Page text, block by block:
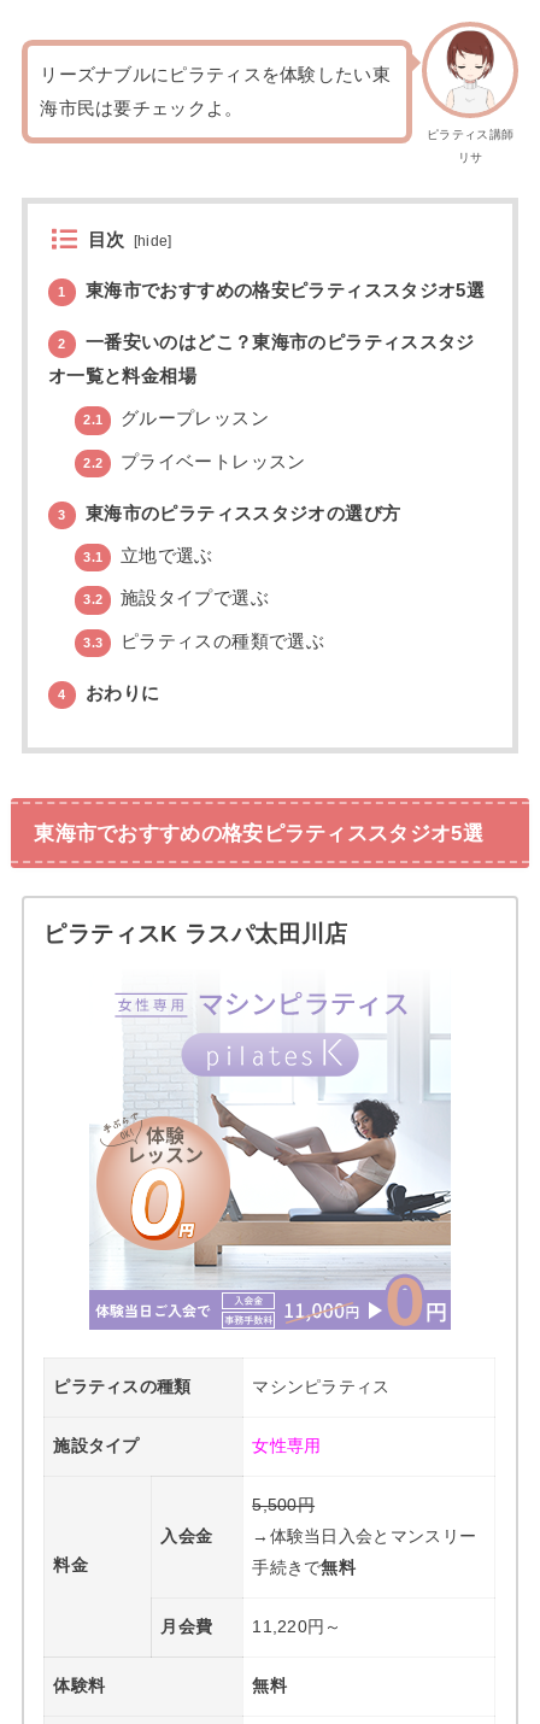
ピラティス講師
リサ
リーズナブルにピラティスを体験したい東
海市民は要チェックよ。
目次 [hide]
1 東海市でおすすめの格安ピラティススタジオ5選
2
一番安いのはどこ？東海市のピラティススタジ
オ一覧と料金相場
2.1 グループレッスン
2.2 プライベートレッスン
3 東海市のピラティススタジオの選び方
3.1 立地で選ぶ
3.2 施設タイプで選ぶ
3.3 ピラティスの種類で選ぶ
4 おわりに
東海市でおすすめの格安ピラティススタジオ5選
ピラティスK ラスパ太田川店
ピラティスの種類 マシンピラティス
施設タイプ 女性専用
料金
入会金
5,500円
→体験当日入会とマンスリー
手続きで無料
月会費 11,220円～
体験料 無料